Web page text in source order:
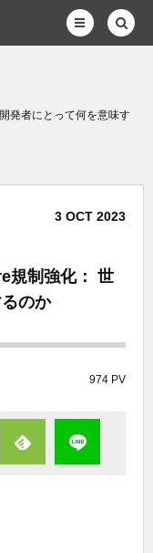
発者にとって何を意味す
3 OCT 2023
規制強化： 世
のか
974 PV